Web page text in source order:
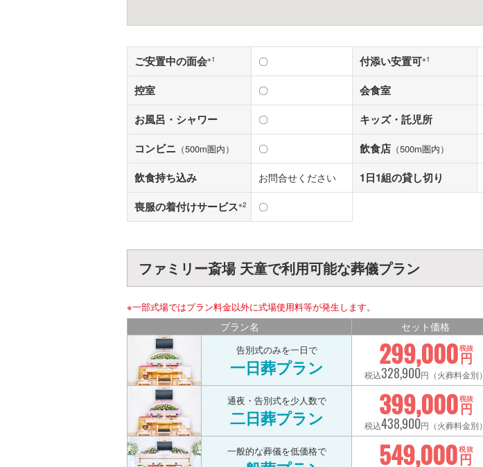
ご安置中の面会※1 〇 付添い安置可※1
控室 〇 会食室
お風呂・シャワー 〇 キッズ・託児所
コンビニ （500m圏内） 〇 飲食店 （500m圏内）
飲食持ち込み お問合せください 1日1組の貸し切り
喪服の着付けサービス※2 〇
ファミリー斎場 天童で利用可能な葬儀プラン
※一部式場ではプラン料金以外に式場使用料等が発生します。
プラン名 セット価格
告別式のみを一日で
一日葬プラン 299,000円
税抜
税込328,900円（火葬料金別）
通夜・告別式を少人数で
二日葬プラン 399,000円
税抜
税込438,900円（火葬料金別）
一般的な葬儀を低価格で 549,000円
税抜